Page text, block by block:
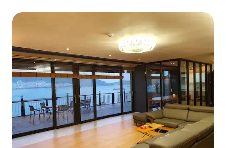
Road/Hébergement à Hongdae/Sinchon